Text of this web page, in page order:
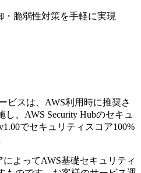
脆弱性対策を手軽に実現
ビスは、AWS利用時に推奨さ
、AWS Security Hubのセキュ
でセキュリティスコア100%
よってAWS基礎セキュリティ